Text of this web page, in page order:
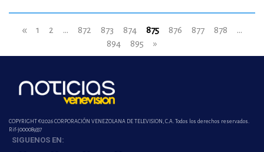
« 1 2 ... 872 873 874 875 876 877 878
...
894
895 »
COPYRIGHT ©2026 CORPORACIÓN VENEZOLANA DE TELEVISION, C.A. Todos los derechos reservados.
Rif-j000089337
SIGUENOS EN: